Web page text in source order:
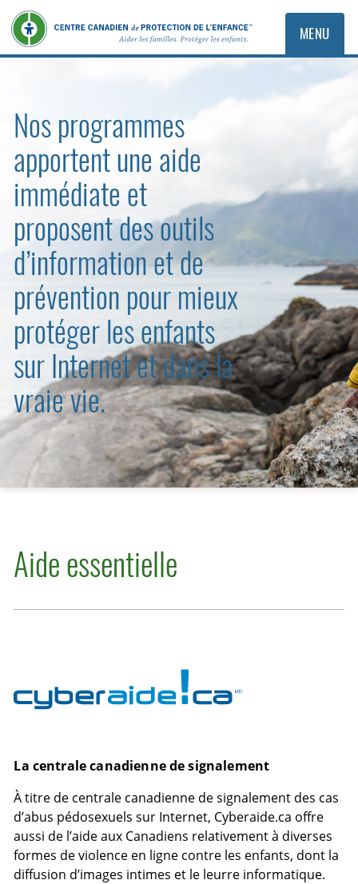
MENU
Nos programmes
apportent une aide
immédiate et
proposent des outils
d’information et de
prévention pour mieux
protéger les enfants
sur Internet et dans la
vraie vie.
Aide essentielle
La centrale canadienne de signalement
À titre de centrale canadienne de signalement des cas
d’abus pédosexuels sur Internet, Cyberaide.ca offre
aussi de l’aide aux Canadiens relativement à diverses
formes de violence en ligne contre les enfants, dont la
diffusion d’images intimes et le leurre informatique.